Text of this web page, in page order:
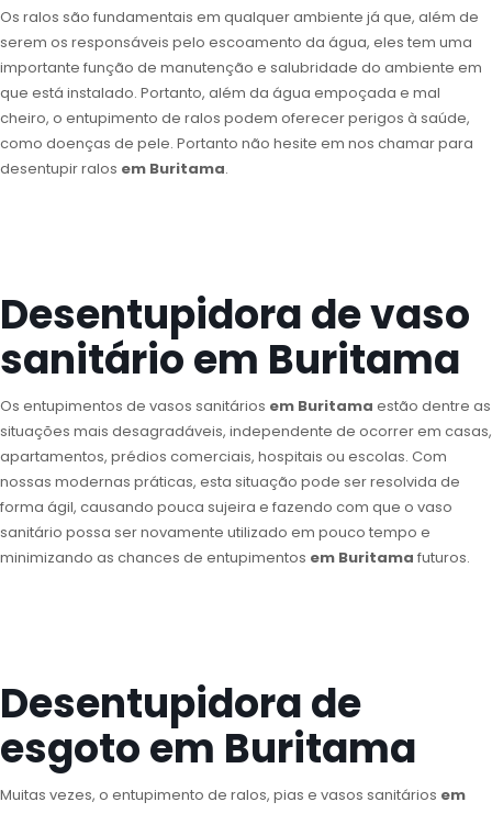
Os ralos são fundamentais em qualquer ambiente já que, além de
serem os responsáveis pelo escoamento da água, eles tem uma
importante função de manutenção e salubridade do ambiente em
que está instalado. Portanto, além da água empoçada e mal
cheiro, o entupimento de ralos podem oferecer perigos à saúde,
como doenças de pele. Portanto não hesite em nos chamar para
desentupir ralos em Buritama.
Desentupidora de vaso
sanitário em Buritama
Os entupimentos de vasos sanitários em Buritama estão dentre as
situações mais desagradáveis, independente de ocorrer em casas,
apartamentos, prédios comerciais, hospitais ou escolas. Com
nossas modernas práticas, esta situação pode ser resolvida de
forma ágil, causando pouca sujeira e fazendo com que o vaso
sanitário possa ser novamente utilizado em pouco tempo e
minimizando as chances de entupimentos em Buritama futuros.
Desentupidora de
esgoto em Buritama
Muitas vezes, o entupimento de ralos, pias e vasos sanitários em